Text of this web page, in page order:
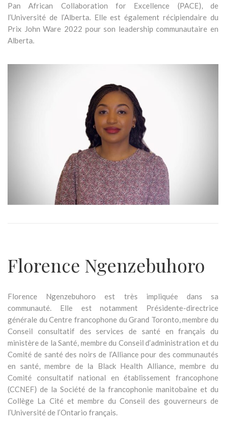
Pan African Collaboration for Excellence (PACE), de
l’Université de l’Alberta. Elle est également récipiendaire du
Prix John Ware 2022 pour son leadership communautaire en
Alberta.
Florence Ngenzebuhoro
Florence Ngenzebuhoro est très impliquée dans sa
communauté. Elle est notamment Présidente-directrice
générale du Centre francophone du Grand Toronto, membre du
Conseil consultatif des services de santé en français du
ministère de la Santé, membre du Conseil d’administration et du
Comité de santé des noirs de l’Alliance pour des communautés
en santé, membre de la Black Health Alliance, membre du
Comité consultatif national en établissement francophone
(CCNEF) de la Société de la francophonie manitobaine et du
Collège La Cité et membre du Conseil des gouverneurs de
l’Université de l’Ontario français.